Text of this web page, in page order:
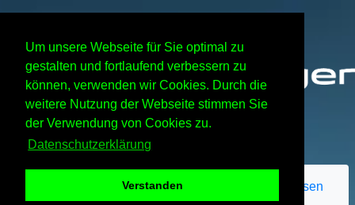
Um unsere Webseite für Sie optimal zu
gestalten und fortlaufend verbessern zu
können, verwenden wir Cookies. Durch die
weitere Nutzung der Webseite stimmen Sie
der Verwendung von Cookies zu.
Datenschutzerklärung
Verstanden Passwort vergessen